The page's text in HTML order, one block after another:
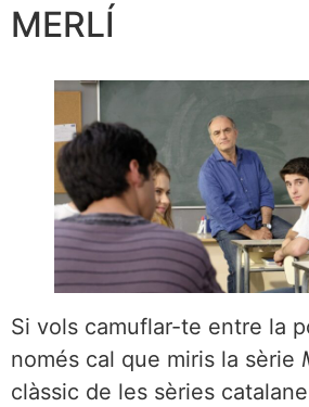
MERLÍ
Si vols camuflar-te entre la
només cal que miris la sèrie
clàssic de les sèries